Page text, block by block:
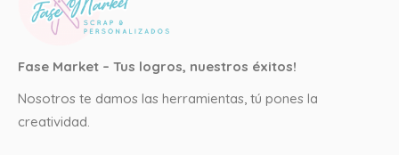
Fase Market – Tus logros, nuestros éxitos!
Nosotros te damos las herramientas, tú pones la
creatividad.